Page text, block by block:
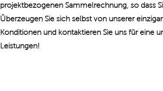
projektbezogenen Sammelrechnung, so dass
Überzeugen Sie sich selbst von unserer
Konditionen und kontaktieren Sie uns für eine
Leistungen!